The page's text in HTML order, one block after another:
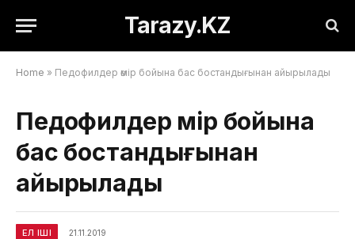
Tarazy.KZ
Home » Педофилдер өмір бойына бас бостандығынан айырылады
Педофилдер өмір бойына
бас бостандығынан
айырылады
ЕЛ ІШІ 21.11.2019